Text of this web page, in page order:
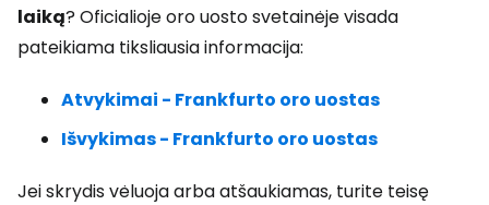
laiką? Oficialioje oro uosto svetainėje visada
pateikiama tiksliausia informacija:
Atvykimai - Frankfurto oro uostas
Išvykimas - Frankfurto oro uostas
Jei skrydis vėluoja arba atšaukiamas, turite teisę